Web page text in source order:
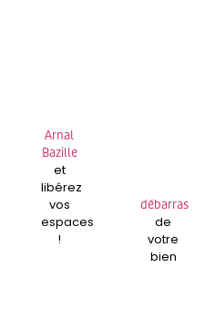
Arnal
Bazille
et
libérez
vos
espaces
!
débarras
de
votre
bien